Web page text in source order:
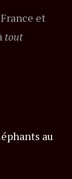
et
tout
au